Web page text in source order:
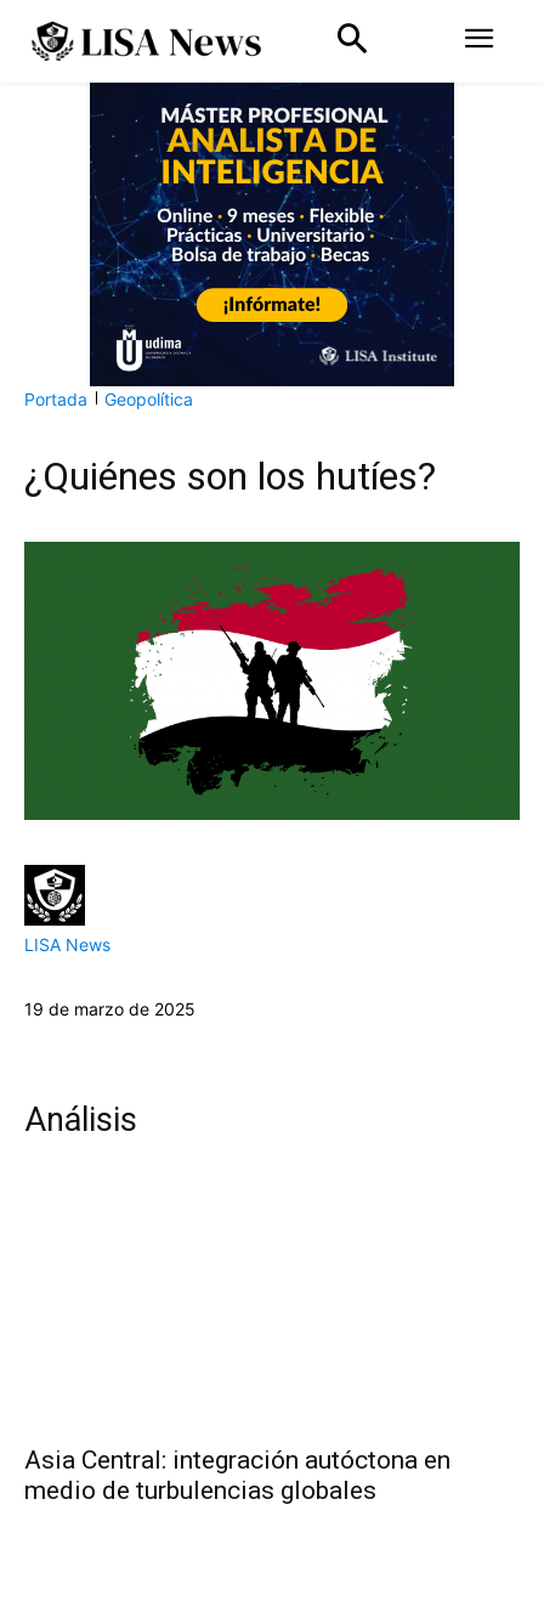
Portada Geopolítica
¿Quiénes son los hutíes?
LISA News
19 de marzo de 2025
Análisis
Asia Central: integración autóctona en
medio de turbulencias globales